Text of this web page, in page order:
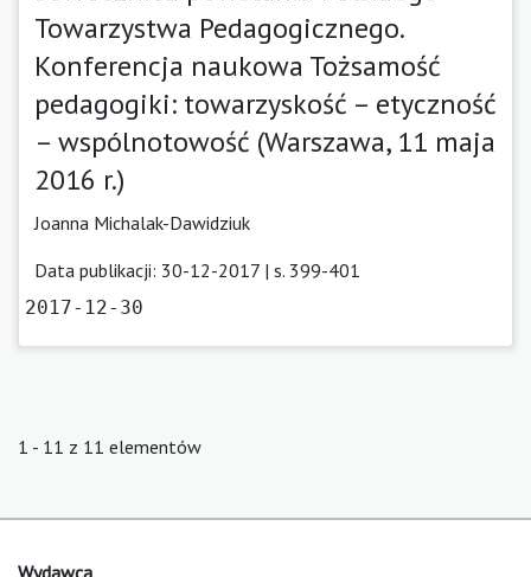
Towarzystwa Pedagogicznego.
Konferencja naukowa Tożsamość
pedagogiki: towarzyskość – etyczność
– wspólnotowość (Warszawa, 11 maja
2016 r.)
Joanna Michalak-Dawidziuk
Data publikacji: 30-12-2017 | s. 399-401
2017-12-30
1 - 11 z 11 elementów
Wydawca